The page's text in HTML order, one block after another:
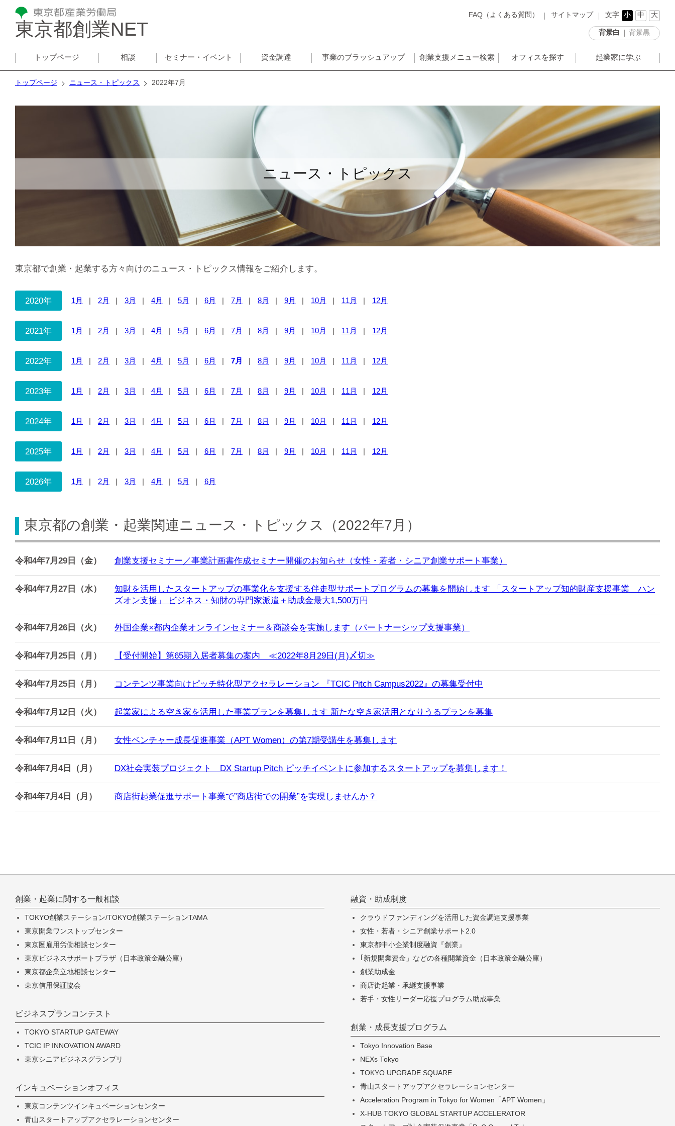
東京都創業NET
FAQ（よくある質問） サイトマップ 文字 小 中 大
背景白 背景黒
トップページ 相談 セミナー・イベント 資金調達 事業のブラッシュアップ 創業支援メニュー検索 オフィスを探す 起業家に学ぶ
トップページ ニュース・トピックス 2022年7月
ニュース・トピックス
東京都で創業・起業する方々向けのニュース・トピックス情報をご紹介します。
2020年 1月 2月 3月 4月 5月 6月 7月 8月 9月 10月 11月 12月
2021年 1月 2月 3月 4月 5月 6月 7月 8月 9月 10月 11月 12月
2022年 1月 2月 3月 4月 5月 6月 7月 8月 9月 10月 11月 12月
2023年 1月 2月 3月 4月 5月 6月 7月 8月 9月 10月 11月 12月
2024年 1月 2月 3月 4月 5月 6月 7月 8月 9月 10月 11月 12月
2025年 1月 2月 3月 4月 5月 6月 7月 8月 9月 10月 11月 12月
2026年 1月 2月 3月 4月 5月 6月
東京都の創業・起業関連ニュース・トピックス（2022年7月）
令和4年7月29日（金） 創業支援セミナー／事業計画書作成セミナー開催のお知らせ（女性・若者・シニア創業サポート事業）
令和4年7月27日（水）
知財を活用したスタートアップの事業化を支援する伴走型サポートプログラムの募集を開始します 「スタートアップ知的財産支援事業 ハン
ズオン支援」 ビジネス・知財の専門家派遣＋助成金最大1,500万円
令和4年7月26日（火） 外国企業×都内企業オンラインセミナー＆商談会を実施します（パートナーシップ支援事業）
令和4年7月25日（月） 【受付開始】第65期入居者募集の案内 ≪2022年8月29日(月)〆切≫
令和4年7月25日（月） コンテンツ事業向けピッチ特化型アクセラレーション 『TCIC Pitch Campus2022』の募集受付中
令和4年7月12日（火） 起業家による空き家を活用した事業プランを募集します 新たな空き家活用となりうるプランを募集
令和4年7月11日（月） 女性ベンチャー成長促進事業（APT Women）の第7期受講生を募集します
令和4年7月4日（月） DX社会実装プロジェクト DX Startup Pitch ピッチイベントに参加するスタートアップを募集します！
令和4年7月4日（月） 商店街起業促進サポート事業で”商店街での開業”を実現しませんか？
創業・起業に関する一般相談
TOKYO創業ステーション/TOKYO創業ステーションTAMA
東京開業ワンストップセンター
東京圏雇用労働相談センター
東京ビジネスサポートプラザ（日本政策金融公庫）
東京都企業立地相談センター
東京信用保証協会
ビジネスプランコンテスト
TOKYO STARTUP GATEWAY
TCIC IP INNOVATION AWARD
東京シニアビジネスグランプリ
インキュベーションオフィス
東京コンテンツインキュベーションセンター
青山スタートアップアクセラレーションセンター
融資・助成制度
クラウドファンディングを活用した資金調達支援事業
女性・若者・シニア創業サポート2.0
東京都中小企業制度融資『創業』
｢新規開業資金」などの各種開業資金（日本政策金融公庫）
創業助成金
商店街起業・承継支援事業
若手・女性リーダー応援プログラム助成事業
創業・成長支援プログラム
Tokyo Innovation Base
NEXs Tokyo
TOKYO UPGRADE SQUARE
青山スタートアップアクセラレーションセンター
Acceleration Program in Tokyo for Women「APT Women」
X-HUB TOKYO GLOBAL STARTUP ACCELERATOR